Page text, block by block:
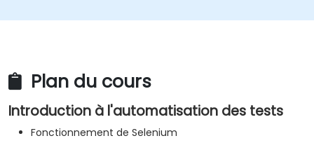
Plan du cours
Introduction à l'automatisation des tests
Fonctionnement de Selenium